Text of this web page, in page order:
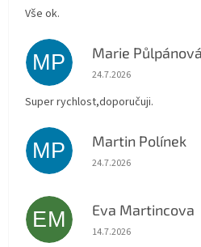
Vše ok.
MP Marie Půlpánová
Hodnocení obchodu je
24.7.2026
Super rychlost,doporučuji.
MP Martin Polínek
Hodnocení obchodu je
24.7.2026
EM Eva Martincova
Hodnocení obchodu je
14.7.2026